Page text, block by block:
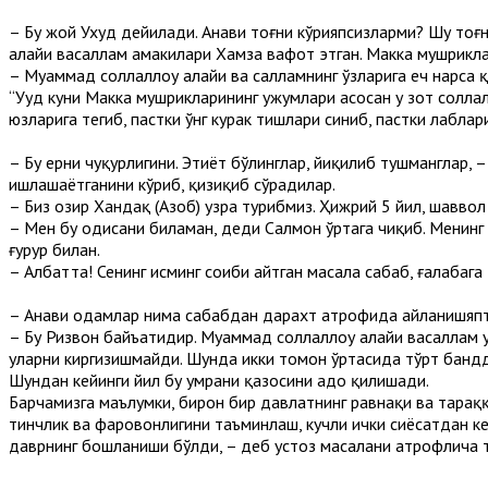
– Бу жой Ухуд дейилади. Анави тоғни кўрияпсизларми? Шу
алайҳи васаллам амакилари Хамза вафот этган. Макка
– Муҳаммад соллаллоҳу алайҳи ва салламнинг ўзларига ҳеч
“Уҳуд куни Макка мушрикларининг ҳужумлари асосан у зот
юзларига тегиб, пастки ўнг курак тишлари синиб, пастки
– Бу ерни чуқурлигини. Эҳтиёт бўлинглар, йиқилиб
ишлашаётганини кўриб, қизиқиб сўрадилар.
– Биз ҳозир Хандақ (Аҳзоб) узра турибмиз. Ҳижрий 5 йил,
– Мен бу ҳодисани биламан, деди Салмон ўртага чиқиб.
ғурур билан.
– Албатта! Сенинг исминг соҳиби айтган масала сабаб,
– Анави одамлар нима сабабдан дарахт атрофида
– Бу Ризвон байъатидир. Муҳаммад соллаллоҳу алайҳи
уларни киргизишмайди. Шунда икки томон ўртасида тўрт
Шундан кейинги йил бу умрани қазосини адо қилишади.
Барчамизга маълумки, бирон бир давлатнинг равнақи ва
тинчлик ва фаровонлигини таъминлаш, кучли ички сиёсатдан
даврнинг бошланиши бўлди, – деб устоз масалани атрофлича